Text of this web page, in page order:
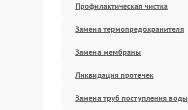
Профилактическая чистка
Замена термопредохранителя
Замена мембраны
Ликвидация протечек
Замена труб поступления воды